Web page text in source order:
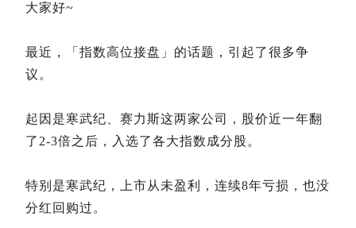
大家好~
最近，「指数高位接盘」的话题，引起了很多争
议。
起因是寒武纪、赛力斯这两家公司，股价近一年翻
了2-3倍之后，入选了各大指数成分股。
特别是寒武纪，上市从未盈利，连续8年亏损，也没
分红回购过。